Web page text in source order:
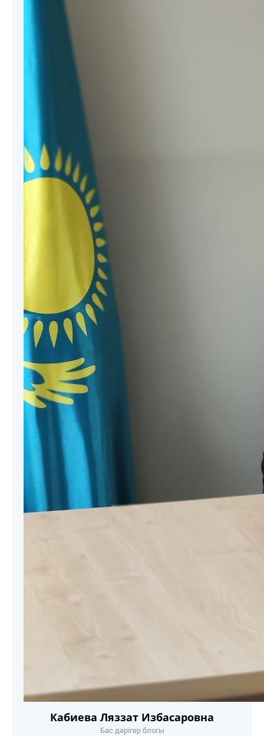
Кабиева Ляззат Избасаровна
Бас дәрігер блогы